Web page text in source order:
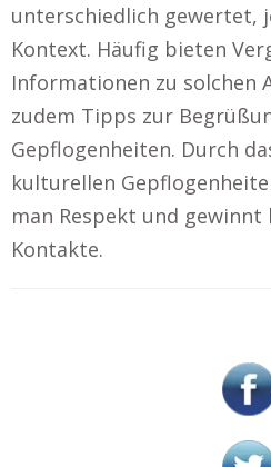
unterschiedlich gewertet,
Kontext. Häufig bieten
Informationen zu solchen
zudem Tipps zur
Gepflogenheiten. Durch
kulturellen
man Respekt und gewinnt
Kontakte.